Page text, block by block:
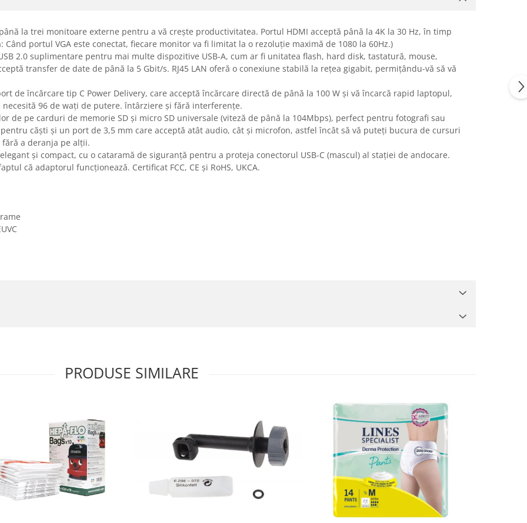
la trei monitoare externe pentru a vă crește productivitatea. Portul HDMI acceptă până la 4K la 30 Hz, în timp
Când portul VGA este conectat, fiecare monitor va fi limitat la o rezoluție maximă de 1080 la 60Hz.)
2.0 suplimentare pentru mai multe dispozitive USB-A, cum ar fi unitatea flash, hard disk, tastatură, mouse,
transfer de date de până la 5 Gbit/s. RJ45 LAN oferă o conexiune stabilă la rețea gigabit, permițându-vă să vă
de încărcare tip C Power Delivery, care acceptă încărcare directă de până la 100 W și vă încarcă rapid laptopul,
96 de wați de putere. întârziere și fără interferențe.
de pe carduri de memorie SD și micro SD universale (viteză de până la 104Mbps), perfect pentru fotografi sau
căști și un port de 3,5 mm care acceptă atât audio, cât și microfon, astfel încât să vă puteți bucura de cursuri
a deranja pe alții.
și compact, cu o cataramă de siguranță pentru a proteja conectorul USB-C (mascul) al stației de andocare.
că adaptorul funcționează. Certificat FCC, CE și RoHS, UKCA.
PRODUSE SIMILARE